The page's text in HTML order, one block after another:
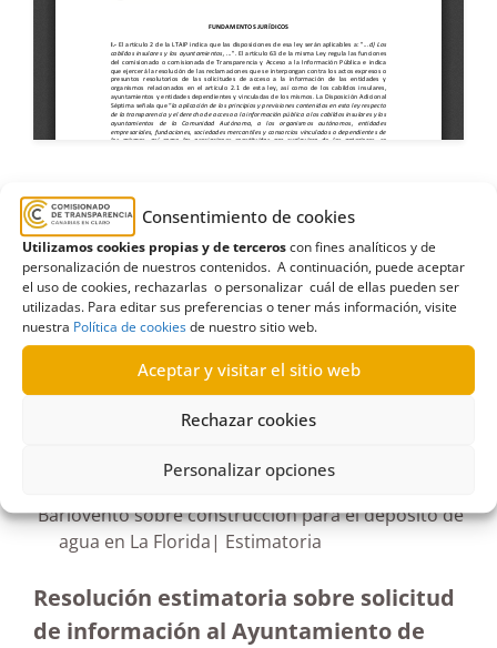
Consentimiento de cookies
Utilizamos cookies propias y de terceroscon fines analíticos y de
personalización de nuestros contenidos. A continuación, puede aceptar
el uso de cookies, rechazarlas o personalizar cuál de ellas pueden ser
utilizadas. Para editar sus preferencias o tener más información, visite
nuestra Política de cookiesde nuestro sitio web.
Aceptar y visitar el sitio web
Rechazar cookies
Personalizar opciones
Ayuntamiento de Barlovento
desmonte,Estimatoria,evaluación ambiental
Informes,Los Camachos,pago
R696/2023
Solicitud de información al Ayuntamiento de
Barlovento sobre construcción para el depósito de
agua en La Florida| Estimatoria
Resolución estimatoria sobre solicitud
de información al Ayuntamiento de